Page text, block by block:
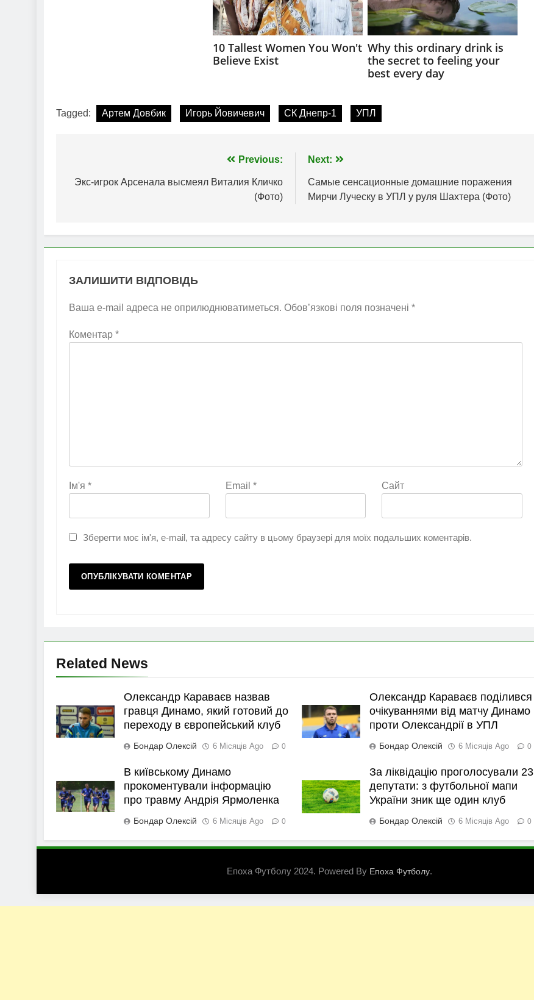
Tagged: Артем Довбик Игорь Йовичевич СК Днепр-1 УПЛ
записів
Previous:
Экс-игрок Арсенала высмеял Виталия Кличко
(Фото)
Next:
Самые сенсационные домашние поражения
Мирчи Луческу в УПЛ у руля Шахтера (Фото)
ЗАЛИШИТИ ВІДПОВІДЬ
Ваша e-mail адреса не оприлюднюватиметься. Обов’язкові поля позначені *
Коментар *
Ім'я * Email * Сайт
Зберегти моє ім'я, e-mail, та адресу сайту в цьому браузері для моїх подальших коментарів.
Related News
Олександр Караваєв назвав
гравця Динамо, який готовий до
переходу в європейський клуб
Бондар Олексій 6 Місяців Ago 0
Олександр Караваєв поділився
очікуваннями від матчу Динамо
проти Олександрії в УПЛ
Бондар Олексій 6 Місяців Ago 0
В київському Динамо
прокоментували інформацію
про травму Андрія Ярмоленка
Бондар Олексій 6 Місяців Ago 0
За ліквідацію проголосували 23
депутати: з футбольної мапи
України зник ще один клуб
Бондар Олексій 6 Місяців Ago 0
Епоха Футболу 2024. Powered By Епоха Футболу.